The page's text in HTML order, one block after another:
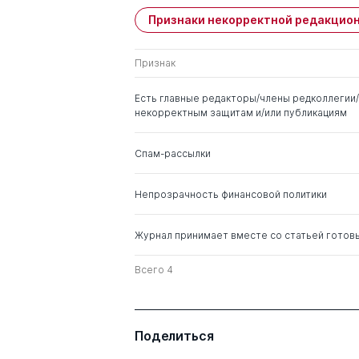
Имя Степень
Хицков Иван Федорович
Глебов Иван Петрович д. э.н.
Пириев Джалил
Сафарович
Кузнецов Владимир
Васильевич
Признаки некорректной
Признак
Есть главные редакторы/члены
некорректным защитам и/или публикациям
Спам-рассылки
Непрозрачность финансовой политики
Журнал принимает вместе со статьей
Всего 4
Поделиться